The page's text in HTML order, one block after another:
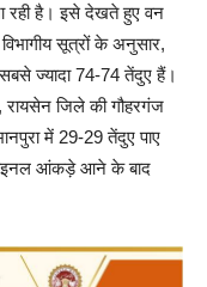
रही है। इसे देखते हुए वन
सूत्रों के अनुसार,
ज्यादा 74-74 तेंदुए हैं।
रायसेन जिले की गौहरगंज
में 29-29 तेंदुए पाए
आंकड़े आने के बाद